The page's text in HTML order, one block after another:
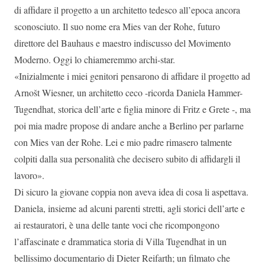
di affidare il progetto a un architetto tedesco all’epoca ancora
sconosciuto. Il suo nome era Mies van der Rohe, futuro
direttore del Bauhaus e maestro indiscusso del Movimento
Moderno. Oggi lo chiameremmo archi-star.
«Inizialmente i miei genitori pensarono di affidare il progetto ad
Arnošt Wiesner, un architetto ceco -ricorda Daniela Hammer-
Tugendhat, storica dell’arte e figlia minore di Fritz e Grete -, ma
poi mia madre propose di andare anche a Berlino per parlarne
con Mies van der Rohe. Lei e mio padre rimasero talmente
colpiti dalla sua personalità che decisero subito di affidargli il
lavoro».
Di sicuro la giovane coppia non aveva idea di cosa li aspettava.
Daniela, insieme ad alcuni parenti stretti, agli storici dell’arte e
ai restauratori, è una delle tante voci che ricompongono
l’affascinate e drammatica storia di Villa Tugendhat in un
bellissimo documentario di Dieter Reifarth; un filmato che